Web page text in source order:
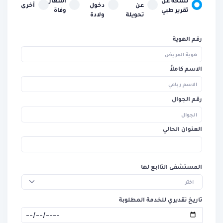
تقرير طبي
عن
تحويلة
دخول
ولادة
وفاة
أخرى
رقم الهوية
الاسم كاملاً
رقم الجوال
العنوان الحالي
المستشفى التاابع لها
اختر
تاريخ تقديري للخدمة المطلوبة